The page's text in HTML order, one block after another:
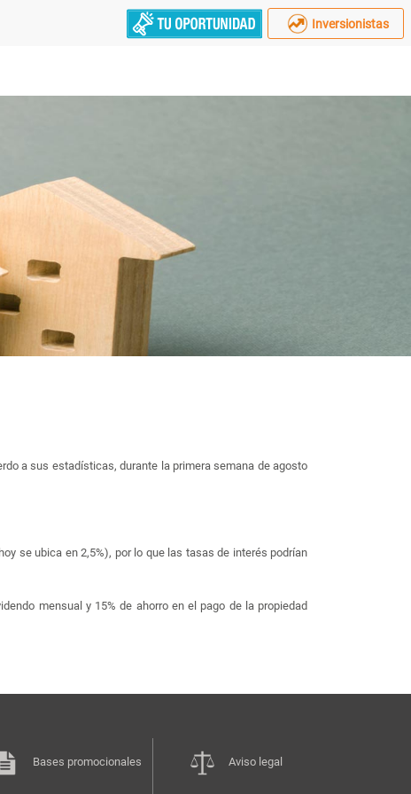
Inversionistas
a sus estadísticas, durante la primera semana de agosto
se ubica en 2,5%), por lo que las tasas de interés podrían
mensual y 15% de ahorro en el pago de la propiedad
Bases promocionales Aviso legal